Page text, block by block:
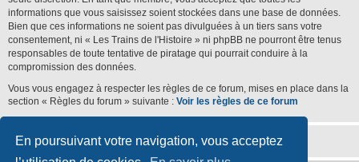
En poursuivant votre navigation, vous acceptez
informations que vous saisissez soient stockées dans une base de données.
Bien que ces informations ne soient pas divulguées à un tiers sans votre
consentement, ni « Les Trains de l'Histoire » ni phpBB ne pourront être tenus
responsables de toute tentative de piratage qui pourrait conduire à la
compromission des données.
Vous vous engagez à respecter les règles de ce forum, mises en place dans la
section « Règles du forum » suivante : Voir les règles de ce forum